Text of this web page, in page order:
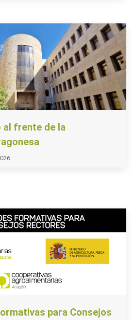
al frente de la
para Consejos